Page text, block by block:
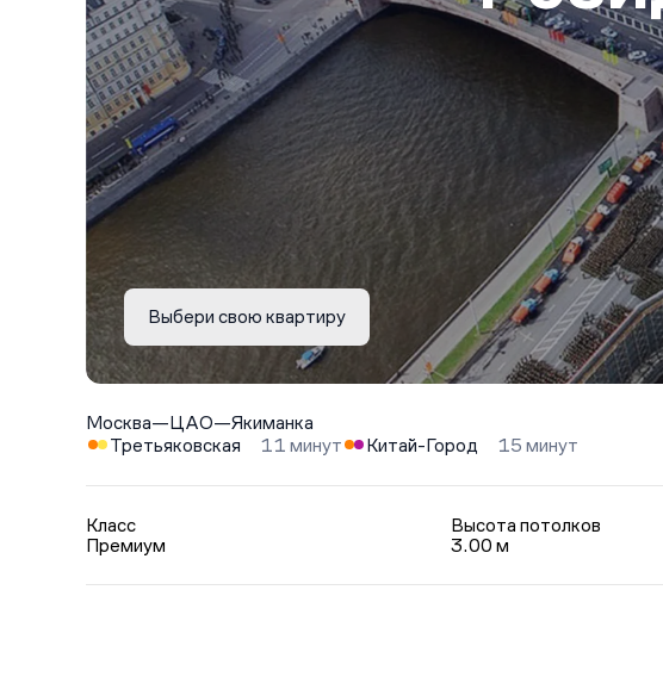
Выбери свою квартиру
Москва—ЦАО—Якиманка
Третьяковская
11 минут Китай-Город 15 минут
Класс
Премиум
Высота потолков
3.00 м